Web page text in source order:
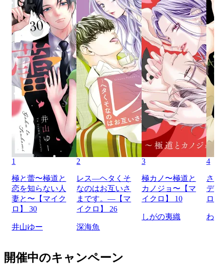
1
極と蕾〜極道と
恋を知らない人
妻と〜【マイク
ロ】 30
井山ゆー
2
レス―ヘタくそ
なのはお互いさ
まです。―【マ
イクロ】 26
深海魚
3
極カノ〜極道と
カノジョ〜【マ
イクロ】 10
しがの夷織
4
さ
デ
ロ
わ
開催中のキャンペーン